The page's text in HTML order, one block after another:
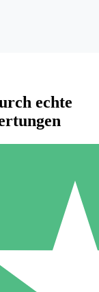
Bedarf mit
Verpflichtung
echte